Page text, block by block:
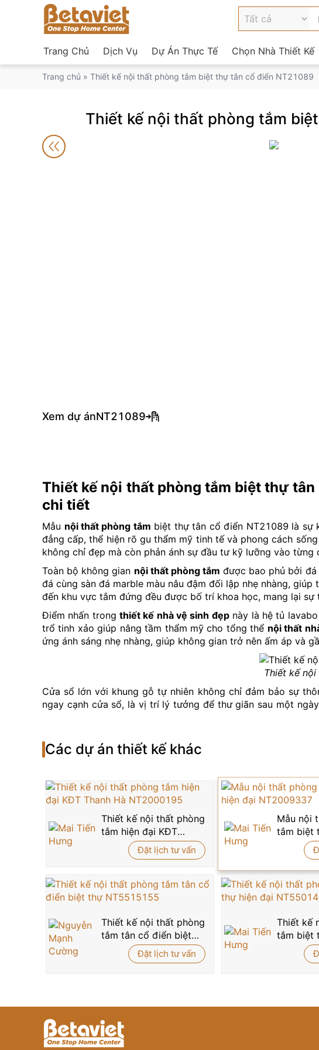
Trang Chủ Dịch Vụ Dự Án Thực Tế Chọn Nhà Thiết Kế
Trang chủ » Thiết kế nội thất phòng tắm biệt thự tân cổ điển NT21089
Thiết kế nội thất phòng tắm
Xem dự ánNT21089
Thiết kế nội thất phòng tắm biệt thự
chi tiết
Mẫu nội thất phòng tắm biệt thự tân cổ điển NT21089 là sự
đẳng cấp, thể hiện rõ gu thẩm mỹ tinh tế và phong cách
không chỉ đẹp mà còn phản ánh sự đầu tư kỹ lưỡng vào từng
Toàn bộ không gian nội thất phòng tắm được bao phủ bởi
đá cùng sàn đá marble màu nâu đậm đối lập nhẹ nhàng,
đến khu vực tắm đứng đều được bố trí khoa học, mang lại
Điểm nhấn trongthiết kế nhà vệ sinh đẹpnày là hệ tủ
trổ tinh xảo giúp nâng tầm thẩm mỹ cho tổng thể nội thất
ứng ánh sáng nhẹ nhàng, giúp không gian trở nên ấm áp và
Thiết kế
Cửa sổ lớn với khung gỗ tự nhiên không chỉ đảm bảo sự
ngay cạnh cửa sổ, là vị trí lý tưởng để thư giãn sau một
chi tiết trong mẫu nội thất nhà tắmnày đều hướng đến sự
kiếm một thiết kế nhà vệ sinh đẹp
, sang trọng và đầy cảm
Liên hệ ngay vớiBetavietqua hotline 0915 010 800 để
Các dự án thiết kế khác
Thiết kế nội thất phòng
tắm hiện đại KĐT
Thanh Hà NT2000195
Đặt lịch tư vấn
Mẫu nội
tắm biệt
Thiết kế nội thất phòng
tắm tân cổ điển biệt
thự NT5515155
Đặt lịch tư vấn
Thiết kế
tắm biệt